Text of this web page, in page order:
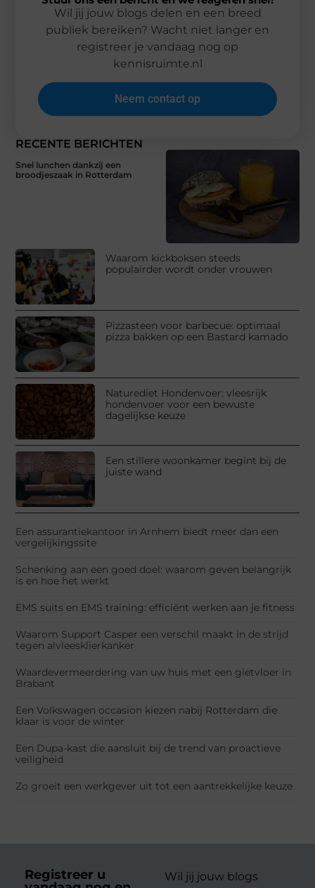
RECENTE BERICHTEN
Snel lunchen dankzij een
broodjeszaak in Rotterdam
Waarom kickboksen steeds
populairder wordt onder vrouwen
Pizzasteen voor barbecue: optimaal
pizza bakken op een Bastard kamado
Naturediet Hondenvoer: vleesrijk
hondenvoer voor een bewuste
dagelijkse keuze
Een stillere woonkamer begint bij de
juiste wand
Een assurantiekantoor in Arnhem biedt meer dan een
vergelijkingssite
Schenking aan een goed doel: waarom geven belangrijk
is en hoe het werkt
EMS suits en EMS training: efficiënt werken aan je fitness
Waarom Support Casper een verschil maakt in de strijd
tegen alvleesklierkanker
Waardevermeerdering van uw huis met een gietvloer in
Brabant
Een Volkswagen occasion kiezen nabij Rotterdam die
klaar is voor de winter
Een Dupa-kast die aansluit bij de trend van proactieve
veiligheid
Zo groeit een werkgever uit tot een aantrekkelijke keuze
Wil jij jouw blogs delen en een breed
publiek bereiken? Wacht niet langer en
registreer je vandaag nog op
kennisruimte.nl
Neem contact op
Registreer u
Wil jij jouw blogs